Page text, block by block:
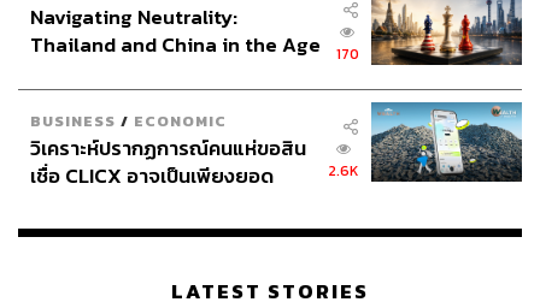
Navigating Neutrality:
Thailand and China in the Age
170
BUSINESS / ECONOMIC
วิเคราะห์ปรากฏการณ์คนแห่ขอสิน
เชื่อ CLICX อาจเป็นเพียงยอด
เรือนไทยที่ถูกซุกไว้
2.6K
LATEST STORIES